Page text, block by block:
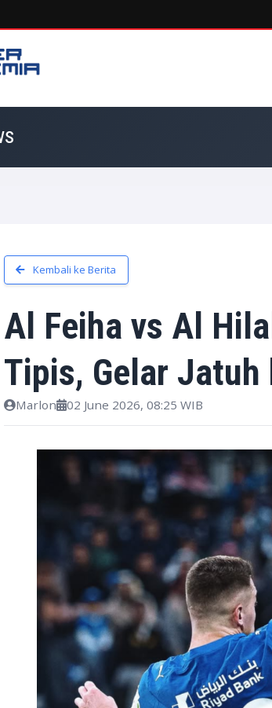
Kembali ke Berita
Al Feiha vs Al
Tipis, Gelar Jatuh
Marlon 02 June 2026, 08:25 WIB